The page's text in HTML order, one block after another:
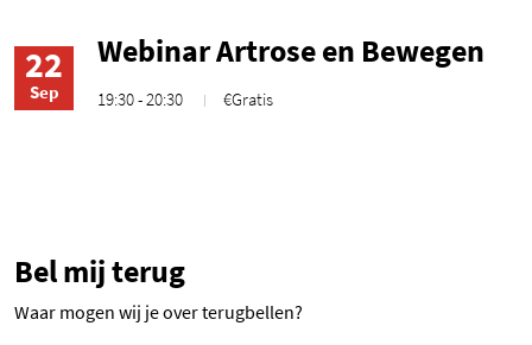
22
Sep
Webinar Artrose en Bewegen
19:30 - 20:30 €Gratis
Bel mij terug
Waar mogen wij je over terugbellen?